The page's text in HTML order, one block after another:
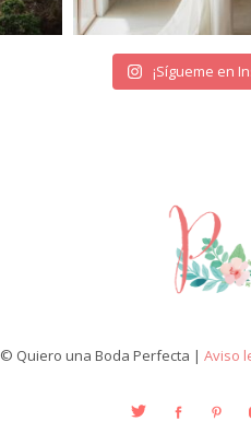
¡Sígueme en
© Quiero una Boda Perfecta | Aviso